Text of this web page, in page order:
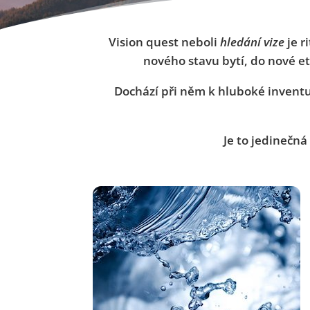
Vision quest nebolihledání vize je
nového stavu bytí, do nové
Dochází při něm k hluboké
Je to